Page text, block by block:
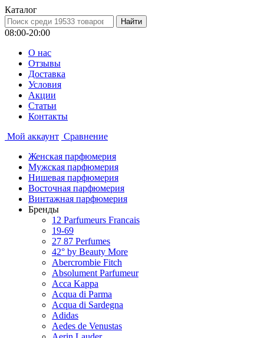
Каталог
08:00-20:00
О нас
Отзывы
Доставка
Условия
Aкции
Статьи
Контакты
Мой аккаунт Сравнение
Женская парфюмерия
Мужская парфюмерия
Нишевая парфюмерия
Восточная парфюмерия
Винтажная парфюмерия
Бренды
12 Parfumeurs Francais
19-69
27 87 Perfumes
42° by Beauty More
Abercrombie Fitch
Absolument Parfumeur
Acca Kappa
Acqua di Parma
Acqua di Sardegna
Adidas
Aedes de Venustas